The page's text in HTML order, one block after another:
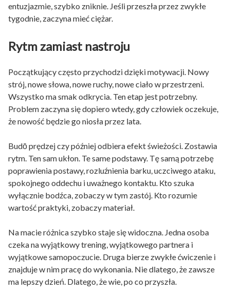
entuzjazmie, szybko zniknie. Jeśli przeszła przez zwykłe
tygodnie, zaczyna mieć ciężar.
Rytm zamiast nastroju
Początkujący często przychodzi dzięki motywacji. Nowy
strój, nowe słowa, nowe ruchy, nowe ciało w przestrzeni.
Wszystko ma smak odkrycia. Ten etap jest potrzebny.
Problem zaczyna się dopiero wtedy, gdy człowiek oczekuje,
że nowość będzie go niosła przez lata.
Budō prędzej czy później odbiera efekt świeżości. Zostawia
rytm. Ten sam ukłon. Te same podstawy. Tę samą potrzebę
poprawienia postawy, rozluźnienia barku, uczciwego ataku,
spokojnego oddechu i uważnego kontaktu. Kto szuka
wyłącznie bodźca, zobaczy w tym zastój. Kto rozumie
wartość praktyki, zobaczy materiał.
Na macie różnica szybko staje się widoczna. Jedna osoba
czeka na wyjątkowy trening, wyjątkowego partnera i
wyjątkowe samopoczucie. Druga bierze zwykłe ćwiczenie i
znajduje w nim pracę do wykonania. Nie dlatego, że zawsze
ma lepszy dzień. Dlatego, że wie, po co przyszła.